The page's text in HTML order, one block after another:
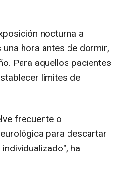
nocturna a
hora antes de dormir,
Para aquellos pacientes
límites de
frecuente o
para descartar
ha